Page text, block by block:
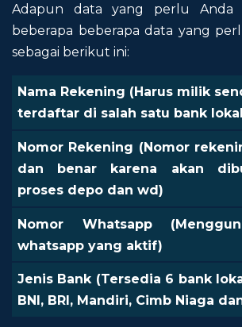
Adapun data yang perlu Anda
beberapa beberapa data yang
sebagai berikut ini:
Nama Rekening (Harus milik
terdaftar di salah satu bank
Nomor Rekening (Nomor
dan benar karena akan
proses depo dan wd)
Nomor Whatsapp
whatsapp yang aktif)
Jenis Bank (Tersedia 6 bank
BNI, BRI, Mandiri, Cimb Niaga